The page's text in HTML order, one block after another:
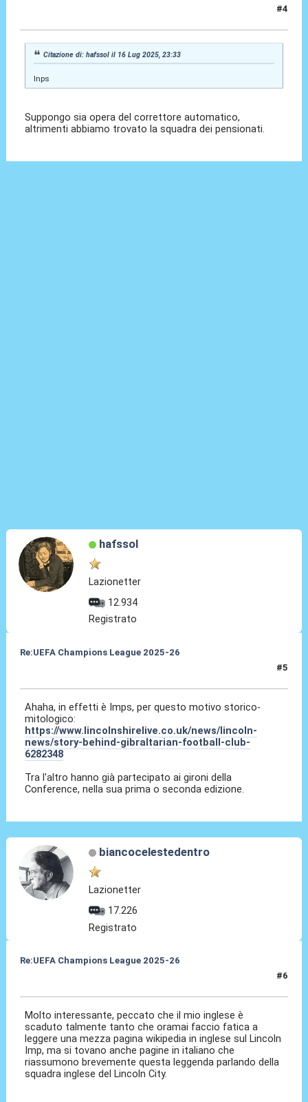
#4
Citazione di: hafssol il 16 Lug 2025, 23:33
Inps
Suppongo sia opera del correttore automatico,
altrimenti abbiamo trovato la squadra dei pensionati.
hafssol
Lazionetter
12.934
Registrato
Re:UEFA Champions League 2025-26
#5
Ahaha, in effetti è Imps, per questo motivo storico-
mitologico:
https://www.lincolnshirelive.co.uk/news/lincoln-
news/story-behind-gibraltarian-football-club-
6282348
Tra l'altro hanno già partecipato ai gironi della
Conference, nella sua prima o seconda edizione.
biancocelestedentro
Lazionetter
17.226
Registrato
Re:UEFA Champions League 2025-26
#6
Molto interessante, peccato che il mio inglese è
scaduto talmente tanto che oramai faccio fatica a
leggere una mezza pagina wikipedia in inglese sul Lincoln
Imp, ma si tovano anche pagine in italiano che
riassumono brevemente questa leggenda parlando della
squadra inglese del Lincoln City.